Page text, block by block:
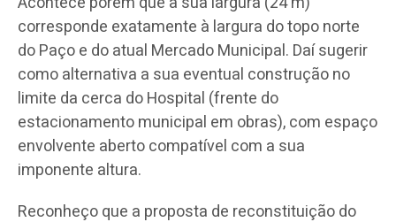
corresponde exatamente à largura do topo norte
do Paço e do atual Mercado Municipal. Daí sugerir
como alternativa a sua eventual construção no
limite da cerca do Hospital (frente do
estacionamento municipal em obras), com espaço
envolvente aberto compatível com a sua
imponente altura.
Reconheço que a proposta de reconstituição do